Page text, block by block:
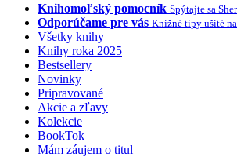
Knihomoľský pomocník Spýtajte sa
Odporúčame pre vás Knižné tipy ušité
Všetky knihy
Knihy roka 2025
Bestsellery
Novinky
Pripravované
Akcie a zľavy
Kolekcie
BookTok
Mám záujem o titul